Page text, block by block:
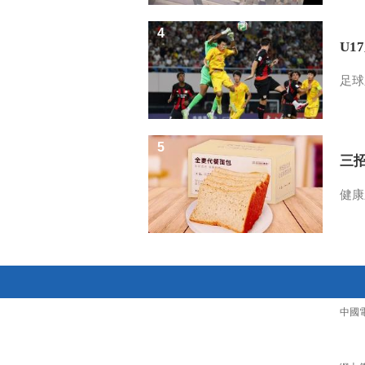
足
4
三
健
5
中國